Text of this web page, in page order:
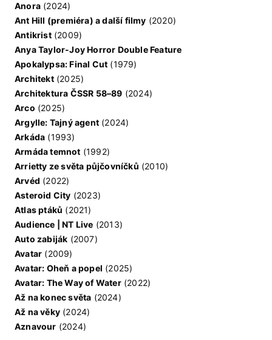
Anora (2024)
Ant Hill (premiéra) a další filmy (2020)
Antikrist(2009)
Anya Taylor-Joy Horror Double Feature
Apokalypsa: Final Cut (1979)
Architekt(2025)
Architektura ČSSR 58–89 (2024)
Arco (2025)
Argylle: Tajný agent (2024)
Arkáda (1993)
Armáda temnot (1992)
Arrietty ze světa půjčovníčků (2010)
Arvéd (2022)
Asteroid City (2023)
Atlas ptáků (2021)
Audience | NT Live (2013)
Auto zabiják (2007)
Avatar (2009)
Avatar: Oheň a popel (2025)
Avatar: The Way of Water(2022)
Až na konec světa (2024)
Až na věky (2024)
Aznavour (2024)